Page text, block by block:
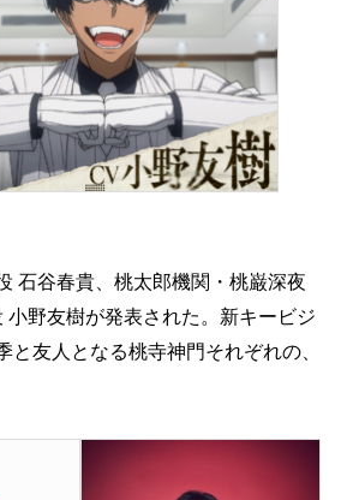
石谷春貴、桃太郎機関・桃巌深夜
野友樹が発表された。新キービジ
友人となる桃寺神門それぞれの、